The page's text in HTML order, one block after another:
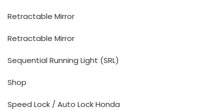
Retractable Mirror
Retractable Mirror
Sequential Running Light (SRL)
Shop
Speed Lock / Auto Lock Honda